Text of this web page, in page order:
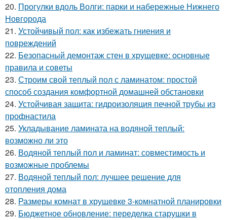
20. Прогулки вдоль Волги: парки и набережные Нижнего
Новгорода
21. Устойчивый пол: как избежать гниения и
повреждений
22. Безопасный демонтаж стен в хрущевке: основные
правила и советы
23. Строим свой теплый пол с ламинатом: простой
способ создания комфортной домашней обстановки
24. Устойчивая защита: гидроизоляция печной трубы из
профнастила
25. Укладывание ламината на водяной теплый:
возможно ли это
26. Водяной теплый пол и ламинат: совместимость и
возможные проблемы
27. Водяной теплый пол: лучшее решение для
отопления дома
28. Размеры комнат в хрущевке 3-комнатной планировки
29. Бюджетное обновление: переделка старушки в